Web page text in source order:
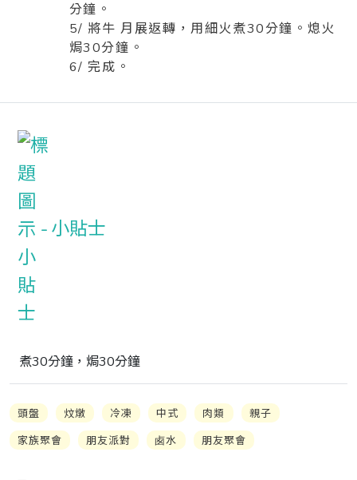
分鐘。
5/ 將牛 月展返轉，用細火煮30分鐘。熄火
焗30分鐘。
6/ 完成。
小貼士
煮30分鐘，焗30分鐘
頭盤 炆燉 冷凍 中式 肉類
親子
家族聚會
朋友派對 卥水 朋友聚會